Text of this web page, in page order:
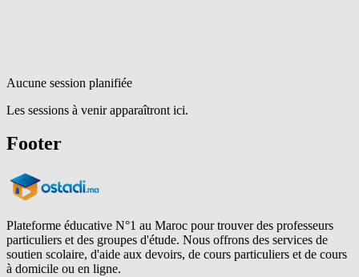
Aucune session planifiée
Les sessions à venir apparaîtront ici.
Footer
Plateforme éducative N°1 au Maroc pour trouver des professeurs
particuliers et des groupes d'étude. Nous offrons des services de
soutien scolaire, d'aide aux devoirs, de cours particuliers et de cours
à domicile ou en ligne.